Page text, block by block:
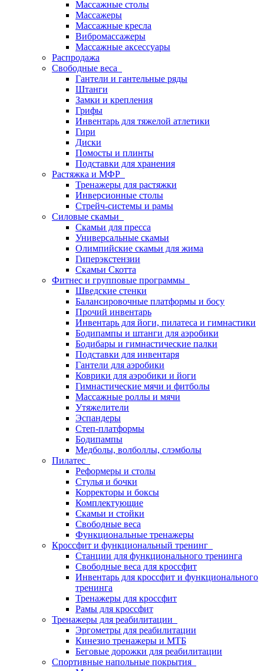
Массажные столы
Массажеры
Массажные кресла
Вибромассажеры
Массажные аксессуары
Распродажа
Свободные веса
Гантели и гантельные ряды
Штанги
Замки и крепления
Грифы
Инвентарь для тяжелой атлетики
Гири
Диски
Помосты и плинты
Подставки для хранения
Растяжка и МФР
Тренажеры для растяжки
Инверсионные столы
Стрейч-системы и рамы
Силовые скамьи
Скамьи для пресса
Универсальные скамьи
Олимпийские скамьи для жима
Гиперэкстензии
Скамьи Скотта
Фитнес и групповые программы
Шведские стенки
Балансировочные платформы и босу
Прочий инвентарь
Инвентарь для йоги, пилатеса и гимнастики
Бодипампы и штанги для аэробики
Бодибары и гимнастические палки
Подставки для инвентаря
Гантели для аэробики
Коврики для аэробики и йоги
Гимнастические мячи и фитболы
Массажные роллы и мячи
Утяжелители
Эспандеры
Степ-платформы
Бодипампы
Медболы, волболлы, слэмболы
Пилатес
Реформеры и столы
Стулья и бочки
Корректоры и боксы
Комплектующие
Скамьи и стойки
Свободные веса
Функциональные тренажеры
Кроссфит и функциональный тренинг
Станции для функционального тренинга
Свободные веса для кроссфит
Инвентарь для кроссфит и функционального
тренинга
Тренажеры для кроссфит
Рамы для кроссфит
Тренажеры для реабилитации
Эргометры для реабилитации
Кинезио тренажеры и МТБ
Беговые дорожки для реабилитации
Спортивные напольные покрытия